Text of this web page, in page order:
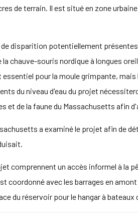
de terrain. Il est situé en zone
disparition potentiellement
chauve-souris nordique à longues
pour la moule grimpante,
du niveau d'eau du projet
et de la faune du Massachusetts afin
a examiné le projet afin de
comprennent un accès informel à la
coordonné avec les barrages en
du réservoir pour le hangar à bateaux